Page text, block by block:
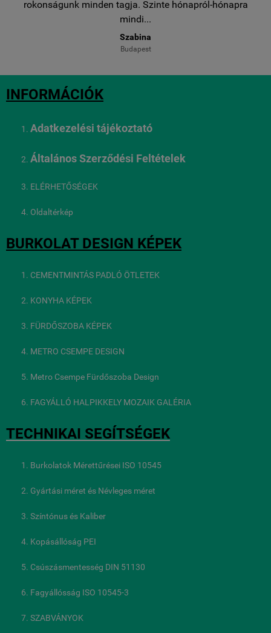
rokonságunk minden tagja. Szinte hónapról-hónapra
mindi...
Szabina
Budapest
INFORMÁCIÓK
Adatkezelési tájékoztató
Általános Szerződési Feltételek
ELÉRHETŐSÉGEK
Oldaltérkép
BURKOLAT DESIGN KÉPEK
CEMENTMINTÁS PADLÓ ÖTLETEK
KONYHA KÉPEK
FÜRDŐSZOBA KÉPEK
METRO CSEMPE DESIGN
Metro Csempe Fürdőszoba Design
FAGYÁLLÓ HALPIKKELY MOZAIK GALÉRIA
TECHNIKAI SEGÍTSÉGEK
Burkolatok Mérettűrései ISO 10545
Gyártási méret és Névleges méret
Színtónus és Kaliber
Kopásállóság PEI
Csúszásmentesség DIN 51130
Fagyállósság ISO 10545-3
SZABVÁNYOK